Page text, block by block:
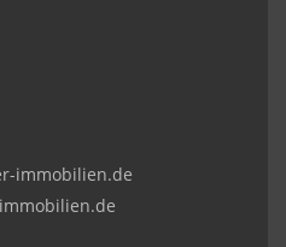
immobilien.de